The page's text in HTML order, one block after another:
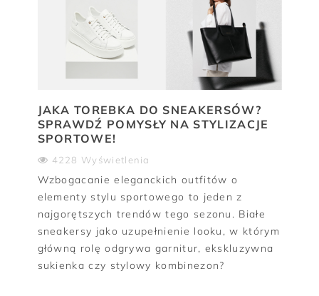
JAKA TOREBKA DO SNEAKERSÓW?
SPRAWDŹ POMYSŁY NA STYLIZACJE
SPORTOWE!
4228 Wyświetlenia
Wzbogacanie eleganckich outfitów o
elementy stylu sportowego to jeden z
najgorętszych trendów tego sezonu. Białe
sneakersy jako uzupełnienie looku, w którym
główną rolę odgrywa garnitur, ekskluzywna
sukienka czy stylowy kombinezon?